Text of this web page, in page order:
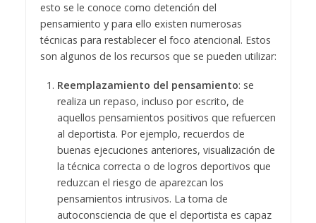
esto se le conoce como detención del
pensamiento y para ello existen numerosas
técnicas para restablecer el foco atencional. Estos
son algunos de los recursos que se pueden utilizar:
Reemplazamiento del pensamiento: se
realiza un repaso, incluso por escrito, de
aquellos pensamientos positivos que refuercen
al deportista. Por ejemplo, recuerdos de
buenas ejecuciones anteriores, visualización de
la técnica correcta o de logros deportivos que
reduzcan el riesgo de aparezcan los
pensamientos intrusivos. La toma de
autoconsciencia de que el deportista es capaz